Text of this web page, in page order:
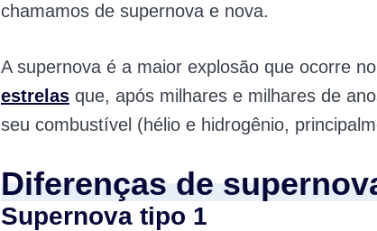
chamamos de supernova e nova.
A supernova é a maior explosão que ocorre
estrelas que, após milhares e milhares de
seu combustível (hélio e hidrogênio,
Diferenças de
Supernova tipo 1